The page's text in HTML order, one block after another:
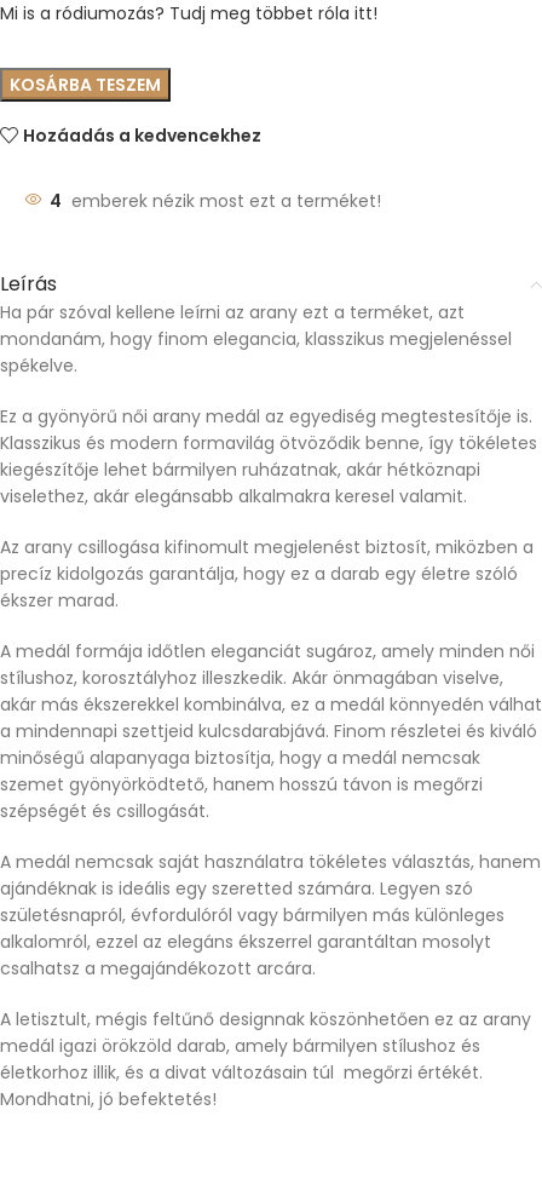
Mi is a ródiumozás? Tudj meg többet róla itt!
KOSÁRBA TESZEM
Hozáadás a kedvencekhez
4 emberek nézik most ezt a terméket!
Leírás
Ha pár szóval kellene leírni az arany ezt a terméket, azt
mondanám, hogy finom elegancia, klasszikus megjelenéssel
spékelve.
Ez a gyönyörű női arany medál az egyediség megtestesítője is.
Klasszikus és modern formavilág ötvöződik benne, így tökéletes
kiegészítője lehet bármilyen ruházatnak, akár hétköznapi
viselethez, akár elegánsabb alkalmakra keresel valamit.
Az arany csillogása kifinomult megjelenést biztosít, miközben a
precíz kidolgozás garantálja, hogy ez a darab egy életre szóló
ékszer marad.
A medál formája időtlen eleganciát sugároz, amely minden női
stílushoz, korosztályhoz illeszkedik. Akár önmagában viselve,
akár más ékszerekkel kombinálva, ez a medál könnyedén válhat
a mindennapi szettjeid kulcsdarabjává. Finom részletei és kiváló
minőségű alapanyaga biztosítja, hogy a medál nemcsak
szemet gyönyörködtető, hanem hosszú távon is megőrzi
szépségét és csillogását.
A medál nemcsak saját használatra tökéletes választás, hanem
ajándéknak is ideális egy szeretted számára. Legyen szó
születésnapról, évfordulóról vagy bármilyen más különleges
alkalomról, ezzel az elegáns ékszerrel garantáltan mosolyt
csalhatsz a megajándékozott arcára.
A letisztult, mégis feltűnő designnak köszönhetően ez az arany
medál igazi örökzöld darab, amely bármilyen stílushoz és
életkorhoz illik, és a divat változásain túl megőrzi értékét.
Mondhatni, jó befektetés!